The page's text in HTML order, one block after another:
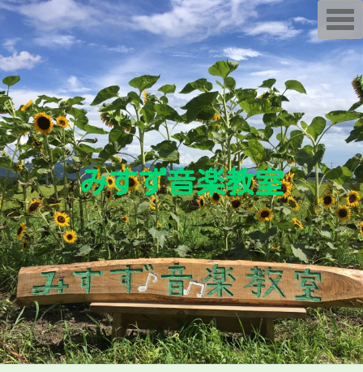
みすず音楽教室
T
o
g
g
v
i
g
a
i
o
n